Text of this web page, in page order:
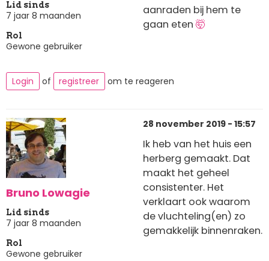
Lid sinds
7 jaar 8 maanden
Rol
Gewone gebruiker
aanraden bij hem te
gaan eten 🤯
Login of registreer om te reageren
Bruno Lowagie
Lid sinds
7 jaar 8 maanden
Rol
Gewone gebruiker
28 november 2019 - 15:57
Ik heb van het huis een
herberg gemaakt. Dat
maakt het geheel
consistenter. Het
verklaart ook waarom
de vluchteling(en) zo
gemakkelijk binnenraken.